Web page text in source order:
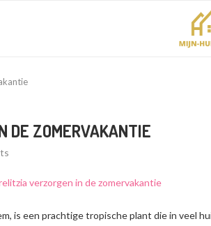
DE ZOMERVAKANTIE
is een prachtige tropische plant die in veel